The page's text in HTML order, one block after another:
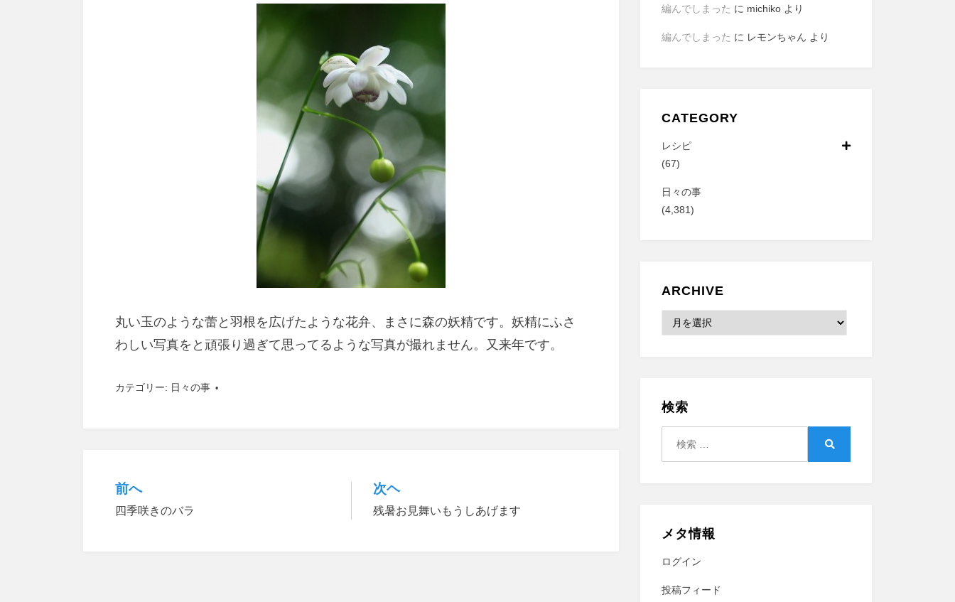
丸い玉のような蕾と羽根を広げたような花弁、まさに森の妖精です。妖精にふさ
わしい写真をと頑張り過ぎて思ってるような写真が撮れません。又来年です。
カテゴリー: 日々の事
投
稿
前へ
四季咲きのバラ
次ヘ
残暑お見舞いもうしあげます
編んでしまった に michikoより
編んでしまった に レモンちゃん より
CATEGORY
レシピ
(67)
日々の事
(4,381)
ARCHIVE
Archive
検索
メタ情報
ログイン
投稿フィード